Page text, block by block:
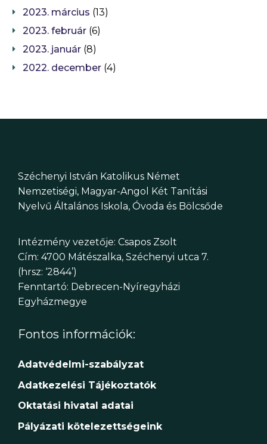
2023. március (13)
2023. február (6)
2023. január (8)
2022. december (4)
Széchenyi István Katolikus Német
Nemzetiségi, Magyar-Angol Két Tanítási
Nyelvű Általános Iskola, Óvoda és Bölcsőde
Intézmény vezetője: Csapos Zsolt
Cím: 4700 Mátészalka, Széchenyi utca 7.
(hrsz: ‘2844’)
Fenntartó: Debrecen-Nyíregyházi
Egyházmegye
Fontos információk:
Adatvédelmi-szabályzat
Adatkezelési Tájékoztatók
Oktatási hivatal adatai
Pályázati kötelezettségeink